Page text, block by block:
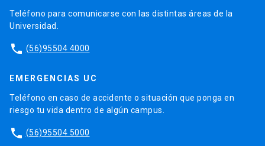
Teléfono para comunicarse con las distintas áreas de la
Universidad.
phone (56)95504 4000
EMERGENCIAS UC
Teléfono en caso de accidente o situación que ponga en
riesgo tu vida dentro de algún campus.
phone (56)95504 5000